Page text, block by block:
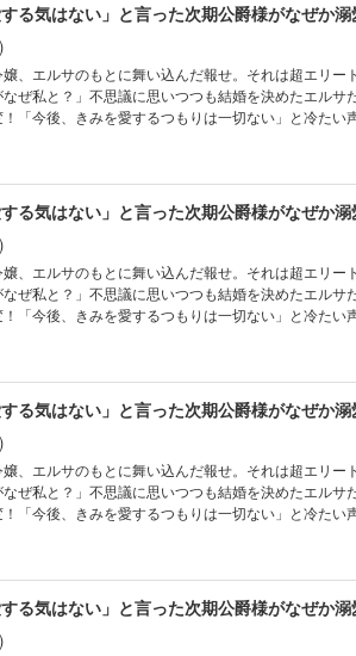
する気はない」と言った次期公爵様がなぜか
、エルサのもとに舞い込んだ報せ。それは超エリ
なぜ私と？」不思議に思いつつも結婚を決めたエルサ
！「今後、きみを愛するつもりは一切ない」と冷た
する気はない」と言った次期公爵様がなぜか
、エルサのもとに舞い込んだ報せ。それは超エリ
なぜ私と？」不思議に思いつつも結婚を決めたエルサ
！「今後、きみを愛するつもりは一切ない」と冷た
する気はない」と言った次期公爵様がなぜか
、エルサのもとに舞い込んだ報せ。それは超エリ
なぜ私と？」不思議に思いつつも結婚を決めたエルサ
！「今後、きみを愛するつもりは一切ない」と冷た
する気はない」と言った次期公爵様がなぜか